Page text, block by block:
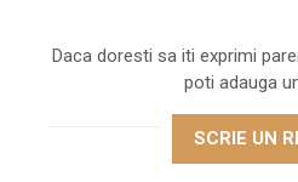
Daca doresti sa iti exprimi
poti adauga
SCRIE UN